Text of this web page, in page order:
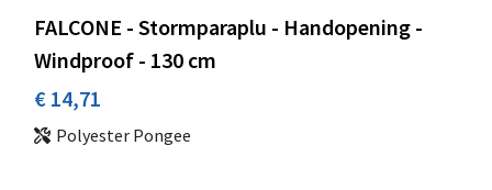
FALCONE - Stormparaplu - Handopening -
Windproof - 130 cm
€ 14,71
Polyester Pongee